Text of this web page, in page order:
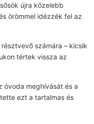
újra közelebb
örömmel idézzék fel az
számára – kicsik
tértek vissza az
óvoda meghívását és a
ezt a tartalmas és